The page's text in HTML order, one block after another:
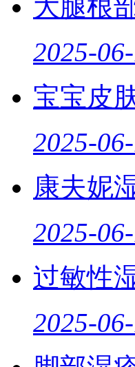
大腿根
2025-
宝宝皮
2025-
康夫妮
2025-
过敏性
2025-